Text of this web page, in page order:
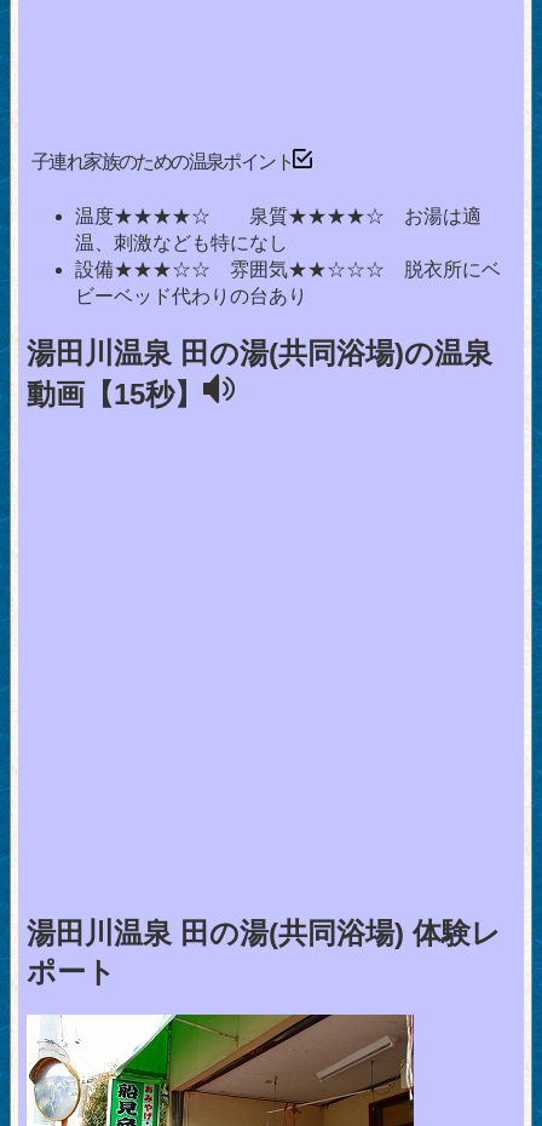
子連れ家族のための温泉ポイント
温度★★★★☆ 泉質★★★★☆ お湯は適
温、刺激なども特になし
設備★★★☆☆ 雰囲気★★☆☆☆ 脱衣所にベ
ビーベッド代わりの台あり
湯田川温泉 田の湯(共同浴場)の温泉
動画【15秒】
湯田川温泉 田の湯(共同浴場) 体験レ
ポート